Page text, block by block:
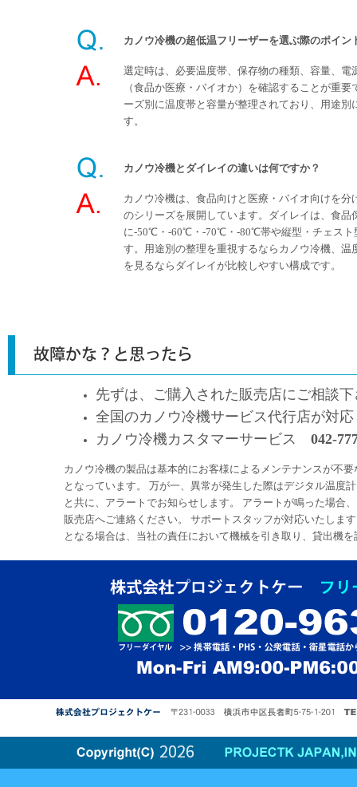
カノウ冷機の超低温フリーザーを選ぶ際のポイン
選定時は、必要温度帯、保存物の種類、容量、電
（食品か医療・バイオか）を確認することが重
ーズ別に温度帯と容量が整理されており、用途別
す。
カノウ冷機とダイレイの違いは何ですか？
カノウ冷機は、食品向けと医療・バイオ向けを
のシリーズを展開しています。ダイレイは、食品
に-50℃・-60℃・-70℃・-80℃帯や縦型・チェスト
す。用途別の整理を重視するならカノウ冷機、温
を見るならダイレイが比較しやすい構成です。
先ずは、ご購入された販売店にご相談下
全国のカノウ冷機サービス代行店が対
カノウ冷機カスタマーサービス 042-
カノウ冷機の製品は基本的にお客様によるメンテナンスが不
となっています。 万が一、異常が発生した際はデジタル温度
と共に、アラートでお知らせします。 アラートが鳴った場合
販売店へご連絡ください。 サポートスタッフが対応いたしま
となる場合は、当社の責任において機械を引き取り、貸出機